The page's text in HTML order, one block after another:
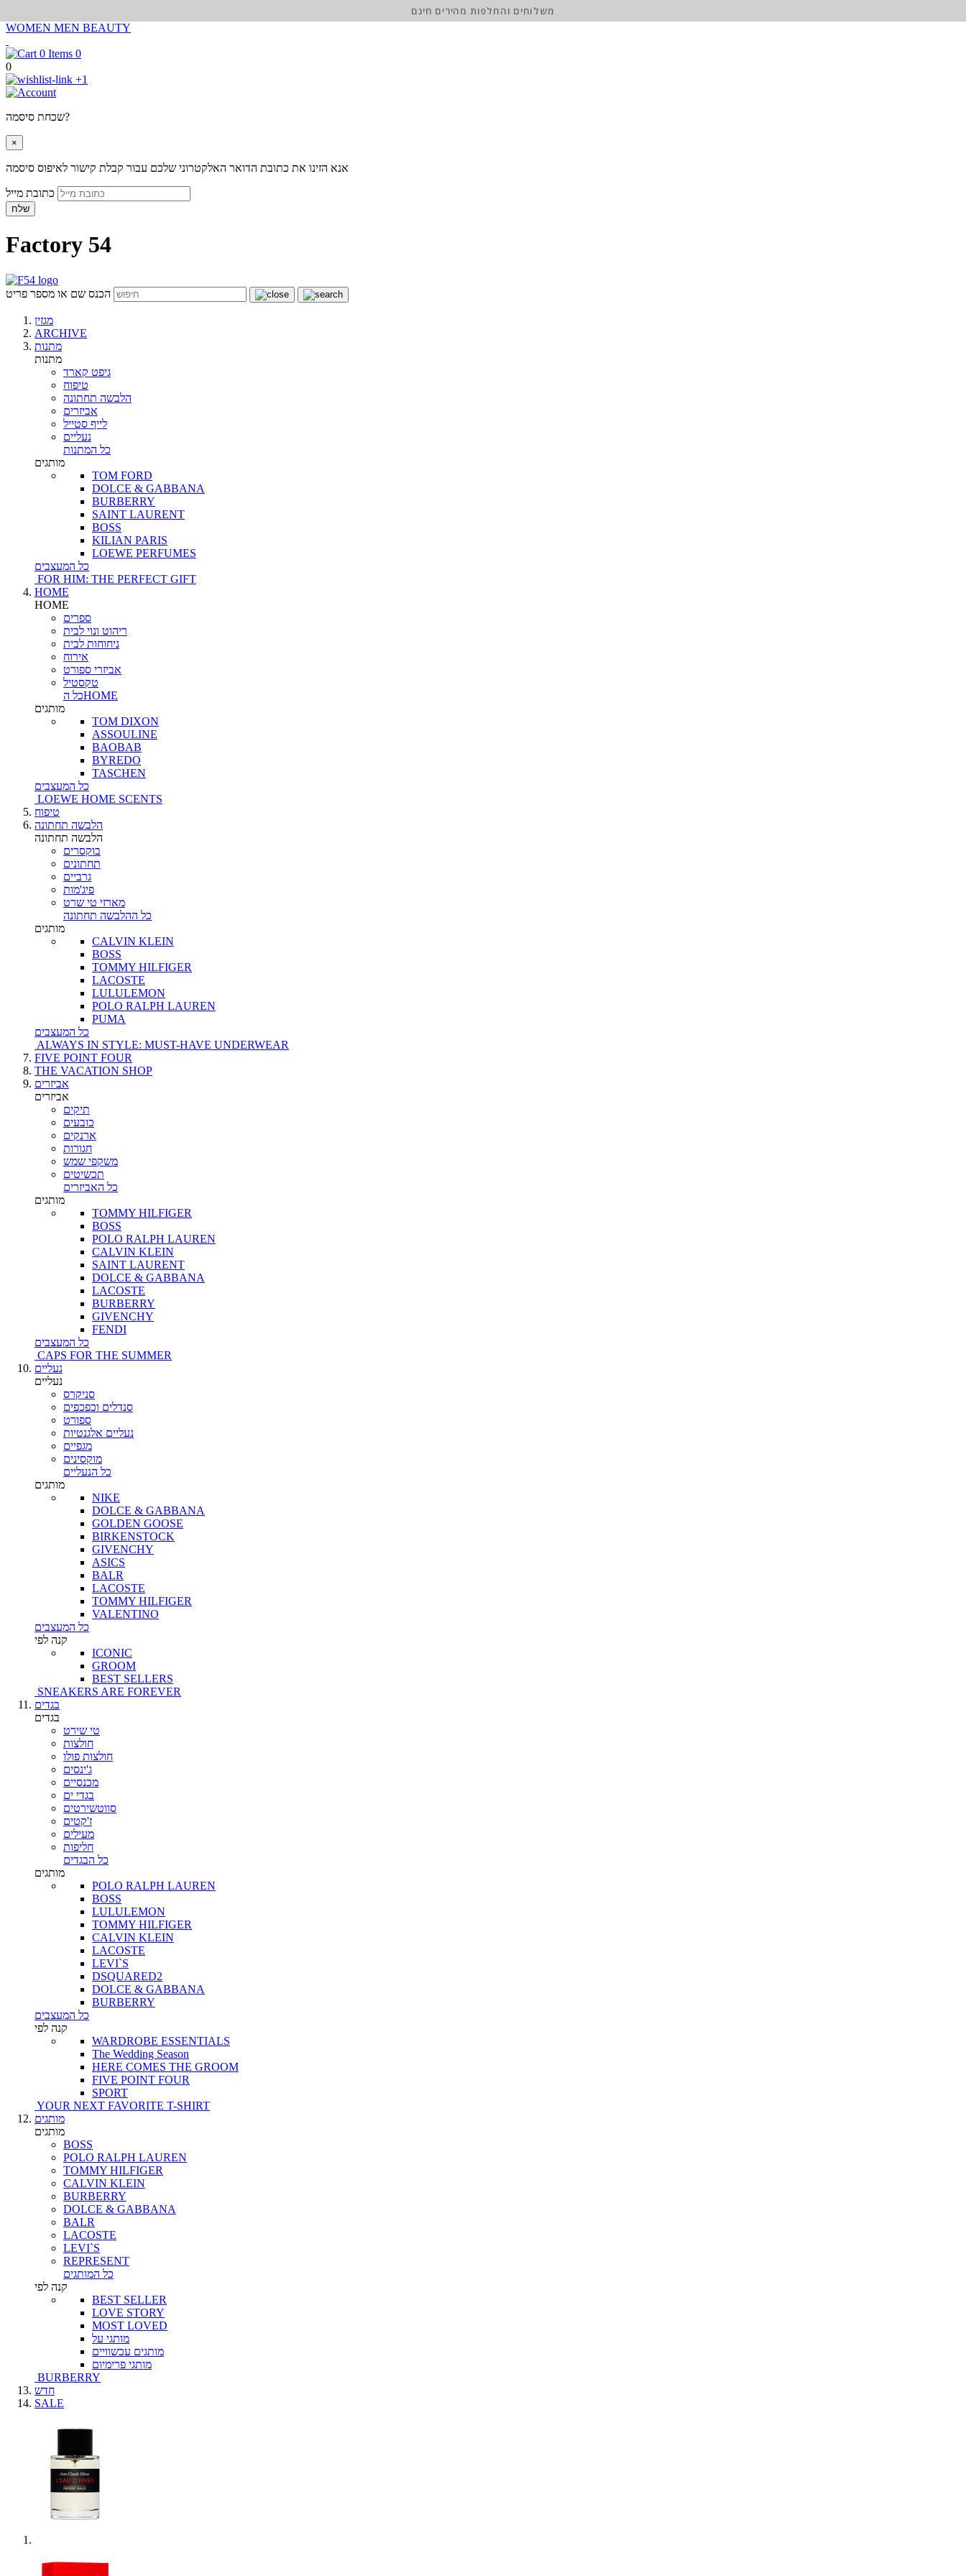
WOMEN MEN BEAUTY
0
0
+1
שכחת סיסמה?
×
אנא הזינו את כתובת הדואר האלקטרוני שלכם עבור קבלת קישור לאיפוס סיסמה
שלח
Factory 54
הכנס שם או מספר פריט
מגזין
ARCHIVE
מתנות
מתנות
גיפט קארד
טיפוח
הלבשה תחתונה
אביזרים
לייף סטייל
נעליים
כל המתנות
מותגים
TOM FORD
DOLCE & GABBANA
BURBERRY
SAINT LAURENT
BOSS
KILIAN PARIS
LOEWE PERFUMES
כל המעצבים
FOR HIM: THE PERFECT GIFT
HOME
HOME
ספרים
ריהוט ונוי לבית
ניחוחות לבית
אירוח
אביזרי ספורט
טקסטיל
כל הHOME
מותגים
TOM DIXON
ASSOULINE
BAOBAB
BYREDO
TASCHEN
כל המעצבים
LOEWE HOME SCENTS
טיפוח
הלבשה תחתונה
הלבשה תחתונה
בוקסרים
תחתונים
גרביים
פיג'מות
מארזי טי שרט
כל ההלבשה תחתונה
מותגים
CALVIN KLEIN
BOSS
TOMMY HILFIGER
LACOSTE
LULULEMON
POLO RALPH LAUREN
PUMA
כל המעצבים
ALWAYS IN STYLE: MUST-HAVE UNDERWEAR
FIVE POINT FOUR
THE VACATION SHOP
אביזרים
אביזרים
תיקים
כובעים
ארנקים
חגורות
משקפי שמש
תכשיטים
כל האביזרים
מותגים
TOMMY HILFIGER
BOSS
POLO RALPH LAUREN
CALVIN KLEIN
SAINT LAURENT
DOLCE & GABBANA
LACOSTE
BURBERRY
GIVENCHY
FENDI
כל המעצבים
CAPS FOR THE SUMMER
נעליים
נעליים
סניקרס
סנדלים וכפכפים
ספורט
נעליים אלגנטיות
מגפיים
מוקסינים
כל הנעליים
מותגים
NIKE
DOLCE & GABBANA
GOLDEN GOOSE
BIRKENSTOCK
GIVENCHY
ASICS
BALR
LACOSTE
TOMMY HILFIGER
VALENTINO
כל המעצבים
קנה לפי
ICONIC
GROOM
BEST SELLERS
SNEAKERS ARE FOREVER
בגדים
בגדים
טי שירט
חולצות
חולצות פולו
ג'ינסים
מכנסיים
בגדי ים
סווטשירטים
ז'קטים
מעילים
חליפות
כל הבגדים
מותגים
POLO RALPH LAUREN
BOSS
LULULEMON
TOMMY HILFIGER
CALVIN KLEIN
LACOSTE
LEVI`S
DSQUARED2
DOLCE & GABBANA
BURBERRY
כל המעצבים
קנה לפי
WARDROBE ESSENTIALS
The Wedding Season
HERE COMES THE GROOM
FIVE POINT FOUR
SPORT
YOUR NEXT FAVORITE T-SHIRT
מותגים
מותגים
BOSS
POLO RALPH LAUREN
TOMMY HILFIGER
CALVIN KLEIN
BURBERRY
DOLCE & GABBANA
BALR
LACOSTE
LEVI`S
REPRESENT
כל המותגים
קנה לפי
BEST SELLER
LOVE STORY
MOST LOVED
מותגי על
מותגים עכשוויים
מותגי פרימיום
BURBERRY
חדש
SALE
משלוחים והחלפות מהירים חינם